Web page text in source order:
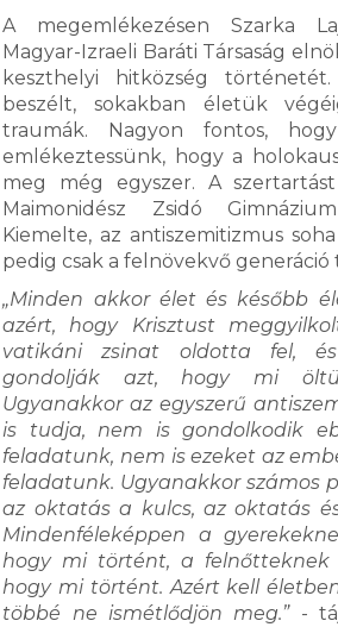
A megemlékezésen Szarka
Magyar-Izraeli Baráti Társaság
keszthelyi hitközség
beszélt, sokakban életük
traumák. Nagyon fontos,
emlékeztessünk, hogy a
meg még egyszer. A
Maimonidész Zsidó
Kiemelte, az antiszemitizmus
pedig csak a felnövekvő
„Minden akkor élet és később
azért, hogy Krisztust
vatikáni zsinat oldotta fel,
gondolják azt, hogy mi
Ugyanakkor az egyszerű
is tudja, nem is gondolkodik
feladatunk, nem is ezeket az
feladatunk. Ugyanakkor számos
az oktatás a kulcs, az oktatás
Mindenféleképpen a
hogy mi történt, a felnőtteknek
hogy mi történt. Azért kell
többé ne ismétlődjön meg.”-